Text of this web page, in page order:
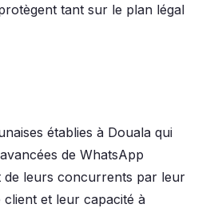
tant sur le plan légal
établies à Douala qui
de WhatsApp
de leurs concurrents par leur
et leur capacité à